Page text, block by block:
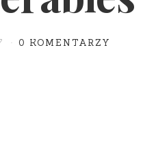
0 KOMENTARZY